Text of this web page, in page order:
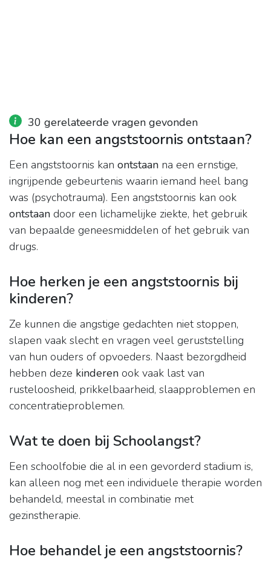
30 gerelateerde vragen gevonden
Hoe kan een angststoornis ontstaan?
Een angststoornis kan ontstaan na een ernstige,
ingrijpende gebeurtenis waarin iemand heel bang
was (psychotrauma). Een angststoornis kan ook
ontstaan door een lichamelijke ziekte, het gebruik
van bepaalde geneesmiddelen of het gebruik van
drugs.
Hoe herken je een angststoornis bij
kinderen?
Ze kunnen die angstige gedachten niet stoppen,
slapen vaak slecht en vragen veel geruststelling
van hun ouders of opvoeders. Naast bezorgdheid
hebben deze kinderen ook vaak last van
rusteloosheid, prikkelbaarheid, slaapproblemen en
concentratieproblemen.
Wat te doen bij Schoolangst?
Een schoolfobie die al in een gevorderd stadium is,
kan alleen nog met een individuele therapie worden
behandeld, meestal in combinatie met
gezinstherapie.
Hoe behandel je een angststoornis?